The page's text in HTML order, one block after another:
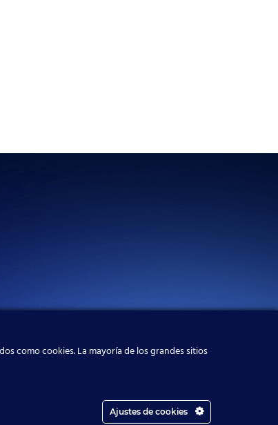
como cookies. La mayoría de los grandes sitios
Ajustes de cookies